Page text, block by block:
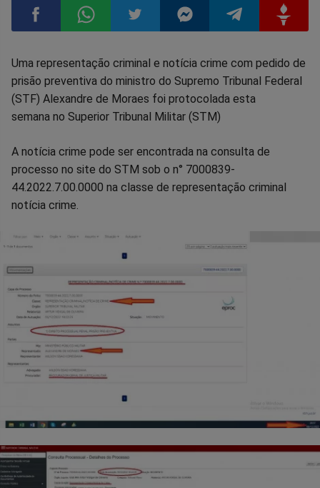
Compartilhar
no
Compartilhar
no
Compartilhar
no
Compartilhar
no
Compartilhar
no
Uma representação criminal e notícia crime com pedido de
prisão preventiva do ministro do Supremo Tribunal Federal
(STF) Alexandre de Moraes foi protocolada esta
semana no Superior Tribunal Militar (STM)
A notícia crime pode ser encontrada na consulta de
processo no site do STM sob o n° 7000839-
44.2022.7.00.0000 na classe de representação criminal
notícia crime.